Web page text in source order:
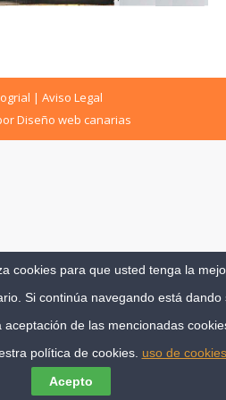
| Aviso Legal
Diseño web canarias
cookies para que usted tenga la
Si continúa navegando está dando
de las mencionadas
política de cookies. uso de cookies
Acepto